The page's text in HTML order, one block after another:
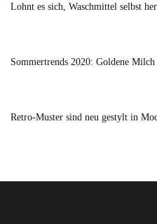
Lohnt es sich, Waschmittel selbst
Sommertrends 2020: Goldene
Retro-Muster sind neu gestylt in